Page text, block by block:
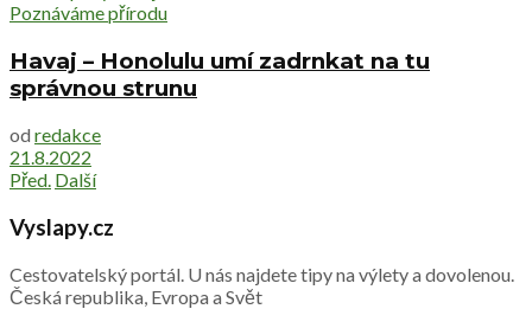
Poznáváme přírodu
Havaj – Honolulu umí zadrnkat na tu
správnou strunu
od redakce
21.8.2022
Před. Další
Vyslapy.cz
Cestovatelský portál. U nás najdete tipy na výlety a dovolenou.
Česká republika, Evropa a Svět